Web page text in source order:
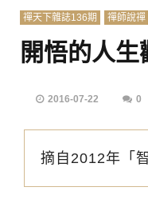
禪天下雜誌136期 禪師說禪
開悟的人生
2016-07-22 0
摘自2012年「